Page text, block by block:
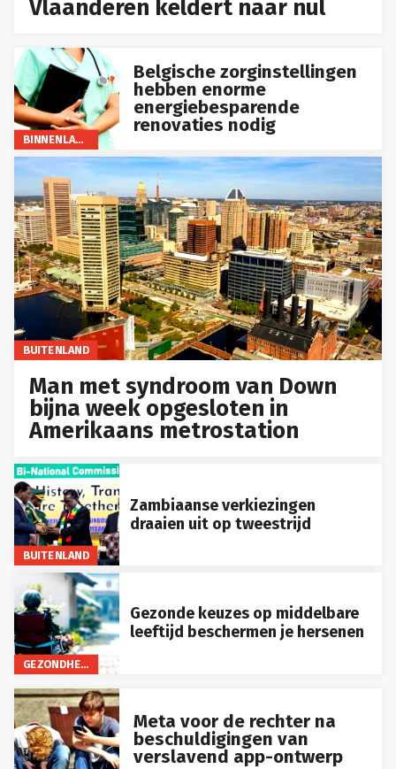
Vlaanderen keldert naar nul
BINNENLAND
Belgische zorginstellingen
hebben enorme
energiebesparende
renovaties nodig
BUITENLAND
Man met syndroom van Down
bijna week opgesloten in
Amerikaans metrostation
BUITENLAND
Zambiaanse verkiezingen
draaien uit op tweestrijd
GEZONDHEID
Gezonde keuzes op middelbare
leeftijd beschermen je hersenen
Meta voor de rechter na
beschuldigingen van
verslavend app-ontwerp